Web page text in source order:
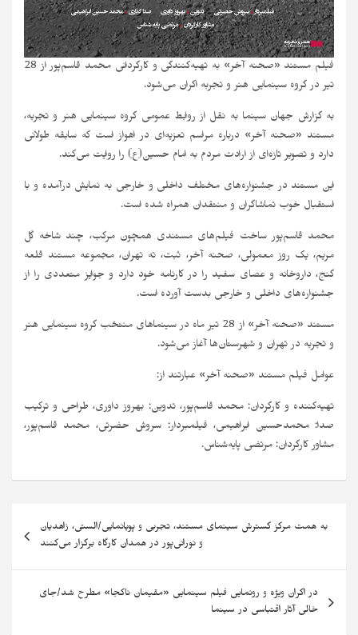
فیلم مستند «صحنه آخر» به تهیه‌کنندگی و کارگردانی محمد قاسم‌پور از 28
تیر در گروه سینمایی هنر و تجربه اکران می‌شود.
به گزارش جهان سینما به نقل از روابط عمومی گروه سینمایی هنر و تجربه،
مستند «صحنه آخر» درباره مراسم تعزیه‌ای در اهواز است که سابقه طولانی
دارد و تصویر تازه‌ای از ارادت مردم به امام حسین(ع) را روایت می‌کند.
این مستند در جشنواره‌های مختلف داخلی و خارجی به نمایش درآمده و با
استقبال خوب تماشاگران و منتقدان همراه شده است.
محمد قاسم‌پور ساخت فیلم‌های مستندی همچون مرکب، چند شاخه گل
مریم، یک روز معمولی، صحنه آخر، ثبت، ته تهران، مجموعه مستند قلعه
گنج، داروخانه و عصای سفید را در کارنامه خود دارد و جوایز متعددی را از
جشنواره‌های داخلی و خارجی بدست آورده است.
مستند «صحنه آخر» از 28 تیر ماه در سینماهای منتخب گروه سینمایی هنر
و تجربه در تهران و شهرستان‌ها آغاز می‌شود.
عوامل فیلم مستند «صحنه آخر» عبارتند از:
تهیه‌کننده و کارگردان: محمد قاسم‌پور، تدوین: بهروز داوری، طراحی و ترکیب
صدا: محمدحسین ابراهیمی، فیلمبردار: سروش حضرتی، محمد قاسم‌پور،
مشاور کارگردان: مرتضی پایه‌شناس.
به همت مرکز گسترش سینمای مستند، تجربی و پویانمایی/الستی، زاهدیان
و نورانی‌پور در همدان کارگاه برگزار می‌کنند
در اکران ویژه و رونمایی فیلم سینمایی «مقیمان ناکجا» مطرح شد/جای
خالی آثار اقتباسی در سینما